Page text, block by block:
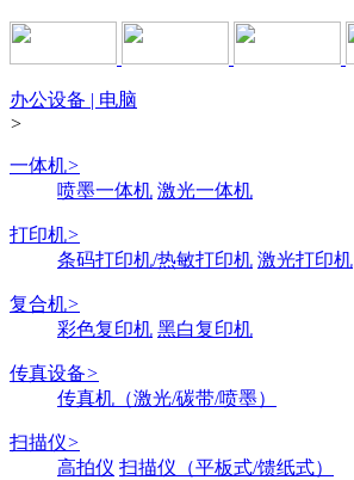
办公设备 | 电脑
>
一体机>
喷墨一体机 激光一体机
打印机>
条码打印机/热敏打印机 激光打印机
复合机>
彩色复印机 黑白复印机
传真设备>
传真机（激光/碳带/喷墨）
扫描仪>
高拍仪 扫描仪（平板式/馈纸式）